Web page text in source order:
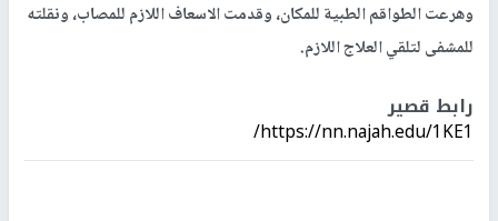
وهرعت الطواقم الطبية للمكان، وقدمت الاسعاف اللازم للمصاب، ونقلته
للمشفى لتلقي العلاج اللازم.
رابط قصير
https://nn.najah.edu/1KE1/